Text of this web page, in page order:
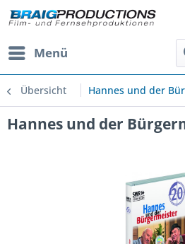
Menü
Übersicht Hannes und der
Hannes und der